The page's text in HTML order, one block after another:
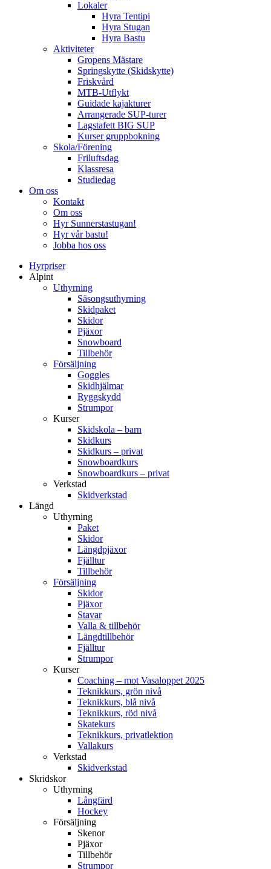
Lokaler
Hyra Tentipi
Hyra Stugan
Hyra Bastu
Aktiviteter
Gropens Mästare
Springskytte (Skidskytte)
Friskvård
MTB-Utflykt
Guidade kajakturer
Arrangerade SUP-turer
Lagstafett BIG SUP
Kurser gruppbokning
Skola/Förening
Friluftsdag
Klassresa
Studiedag
Om oss
Kontakt
Om oss
Hyr Sunnerstastugan!
Hyr vår bastu!
Jobba hos oss
Hyrpriser
Alpint
Uthyrning
Säsongsuthyrning
Skidpaket
Skidor
Pjäxor
Snowboard
Tillbehör
Försäljning
Goggles
Skidhjälmar
Ryggskydd
Strumpor
Kurser
Skidskola – barn
Skidkurs
Skidkurs – privat
Snowboardkurs
Snowboardkurs – privat
Verkstad
Skidverkstad
Längd
Uthyrning
Paket
Skidor
Längdpjäxor
Fjälltur
Tillbehör
Försäljning
Skidor
Pjäxor
Stavar
Valla & tillbehör
Längdtillbehör
Fjälltur
Strumpor
Kurser
Coaching – mot Vasaloppet 2025
Teknikkurs, grön nivå
Teknikkurs, blå nivå
Teknikkurs, röd nivå
Skatekurs
Teknikkurs, privatlektion
Vallakurs
Verkstad
Skidverkstad
Skridskor
Uthyrning
Långfärd
Hockey
Försäljning
Skenor
Pjäxor
Tillbehör
Strumpor